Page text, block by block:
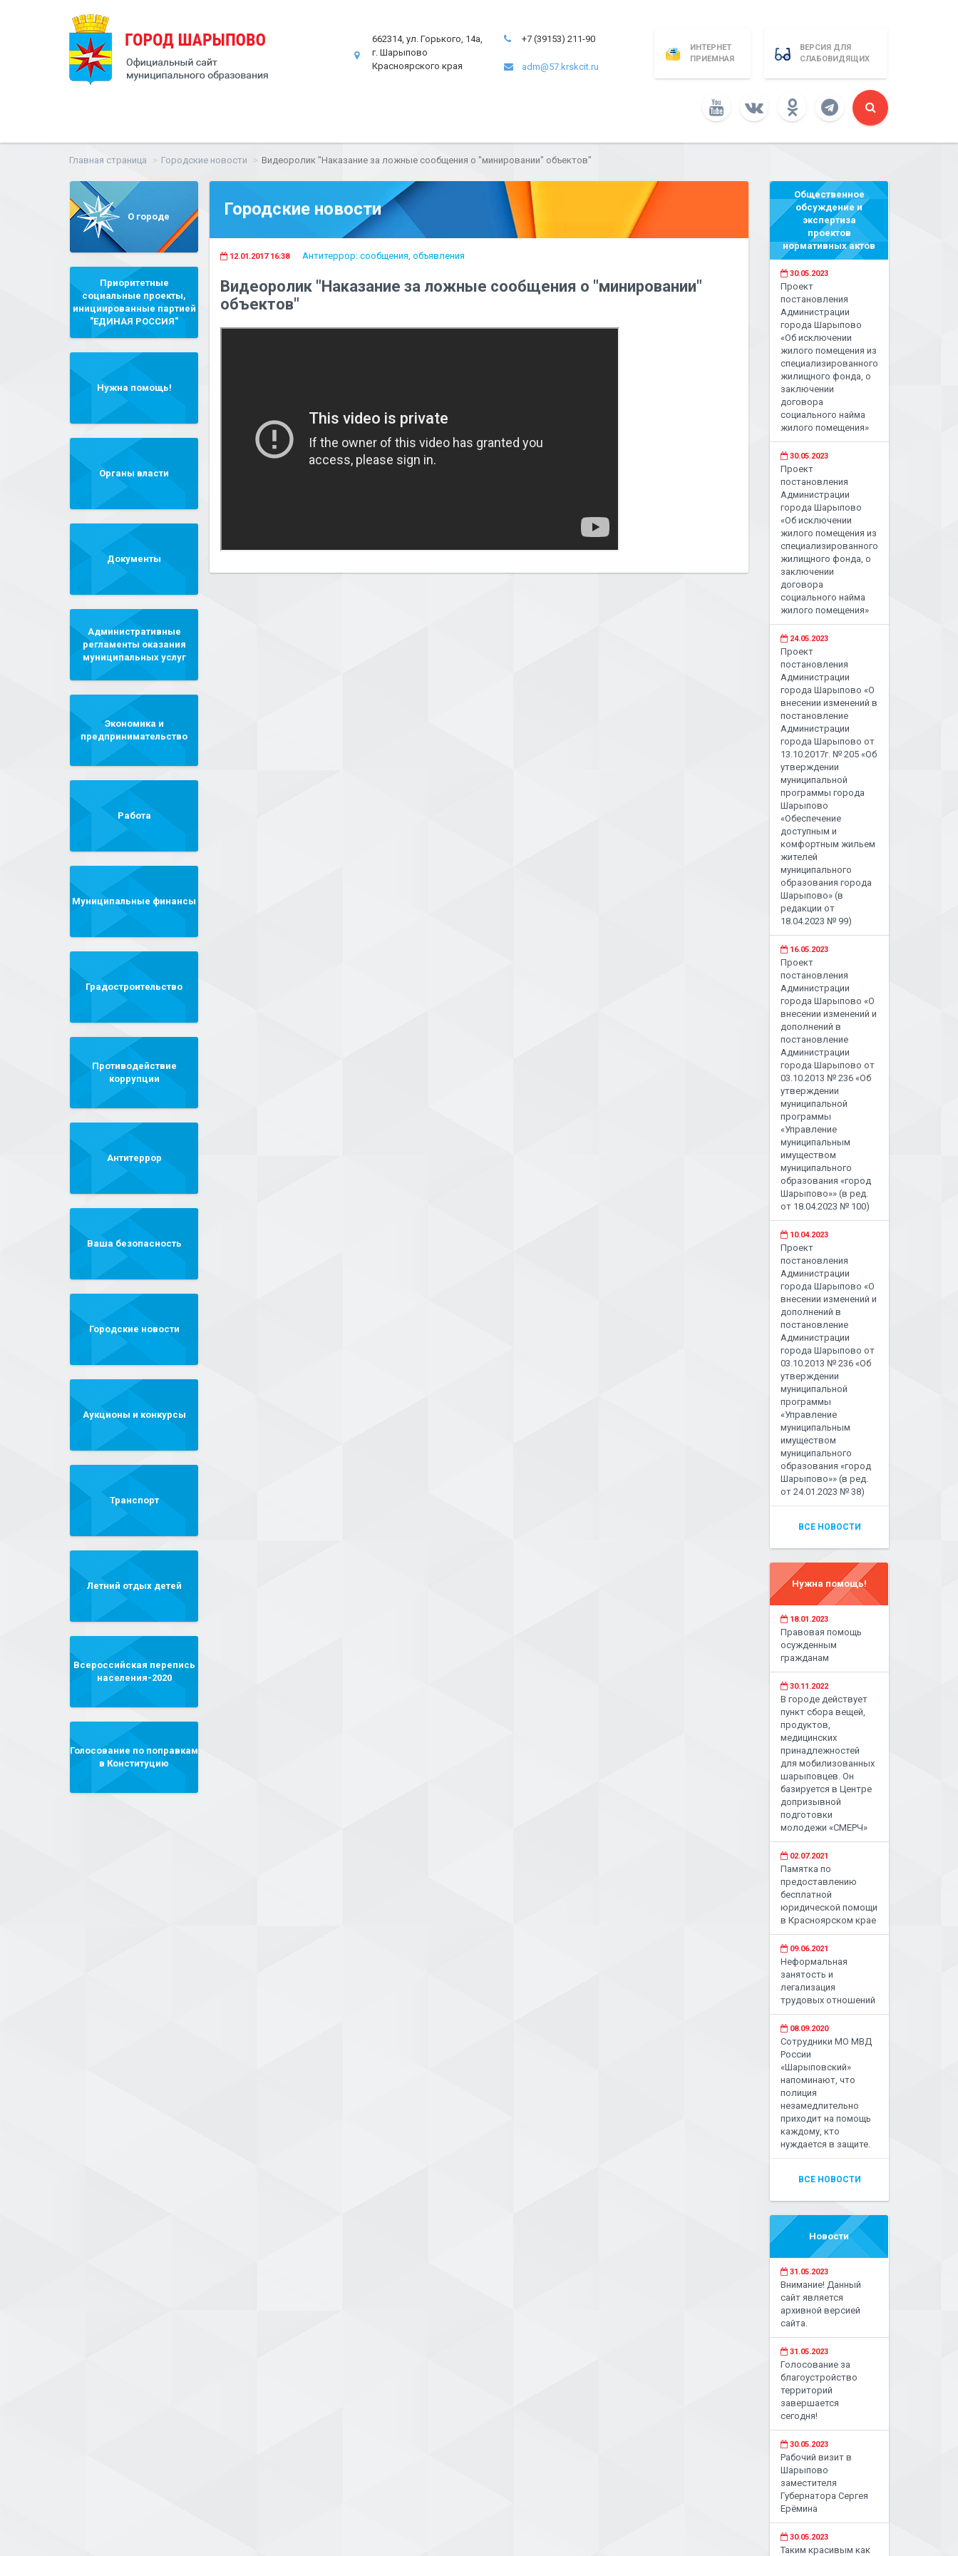
662314, ул. Горького, 14а,
г. Шарыпово
Красноярского края
+7 (39153) 211-90
adm@57.krskcit.ru
ИНТЕРНЕТ
ПРИЕМНАЯ
ВЕРСИЯ ДЛЯ
СЛАБОВИДЯЩИХ
Главная страница Городские новости Видеоролик "Наказание за ложные сообщения о "минировании" объектов"
О городе
Приоритетные
социальные проекты,
инициированные партией
"ЕДИНАЯ РОССИЯ"
Нужна помощь!
Органы власти
Документы
Административные
регламенты оказания
муниципальных услуг
Экономика и
предпринимательство
Работа
Муниципальные финансы
Градостроительство
Противодействие
коррупции
Антитеррор
Ваша безопасность
Городские новости
Аукционы и конкурсы
Транспорт
Летний отдых детей
Всероссийская перепись
населения-2020
Голосование по поправкам
в Конституцию
Городские новости
12.01.2017 16:38 Антитеррор: сообщения, объявления
Видеоролик "Наказание за ложные сообщения о "минировании"
объектов"
Общественное
обсуждение и
экспертиза
проектов
нормативных актов
30.05.2023
Проект
постановления
Администрации
города Шарыпово
«Об исключении
жилого помещения из
специализированного
жилищного фонда, о
заключении
договора
социального найма
жилого помещения»
30.05.2023
Проект
постановления
Администрации
города Шарыпово
«Об исключении
жилого помещения из
специализированного
жилищного фонда, о
заключении
договора
социального найма
жилого помещения»
24.05.2023
Проект
постановления
Администрации
города Шарыпово «О
внесении изменений в
постановление
Администрации
города Шарыпово от
13.10.2017г. № 205 «Об
утверждении
муниципальной
программы города
Шарыпово
«Обеспечение
доступным и
комфортным жильем
жителей
муниципального
образования города
Шарыпово» (в
редакции от
18.04.2023 № 99)
16.05.2023
Проект
постановления
Администрации
города Шарыпово «О
внесении изменений и
дополнений в
постановление
Администрации
города Шарыпово от
03.10.2013 № 236 «Об
утверждении
муниципальной
программы
«Управление
муниципальным
имуществом
муниципального
образования «город
Шарыпово»» (в ред.
от 18.04.2023 № 100)
10.04.2023
Проект
постановления
Администрации
города Шарыпово «О
внесении изменений и
дополнений в
постановление
Администрации
города Шарыпово от
03.10.2013 № 236 «Об
утверждении
муниципальной
программы
«Управление
муниципальным
имуществом
муниципального
образования «город
Шарыпово»» (в ред.
от 24.01.2023 № 38)
ВСЕ НОВОСТИ
Нужна помощь!
18.01.2023
Правовая помощь
осужденным
гражданам
30.11.2022
В городе действует
пункт сбора вещей,
продуктов,
медицинских
принадлежностей
для мобилизованных
шарыповцев. Он
базируется в Центре
допризывной
подготовки
молодежи «СМЕРЧ»
02.07.2021
Памятка по
предоставлению
бесплатной
юридической помощи
в Красноярском крае
09.06.2021
Неформальная
занятость и
легализация
трудовых отношений
08.09.2020
Сотрудники МО МВД
России
«Шарыповский»
напоминают, что
полиция
незамедлительно
приходит на помощь
каждому, кто
нуждается в защите.
ВСЕ НОВОСТИ
Новости
31.05.2023
Внимание! Данный
сайт является
архивной версией
сайта.
31.05.2023
Голосование за
благоустройство
территорий
завершается
сегодня!
30.05.2023
Рабочий визит в
Шарыпово
заместителя
Губернатора Сергея
Ерёмина
30.05.2023
Таким красивым как